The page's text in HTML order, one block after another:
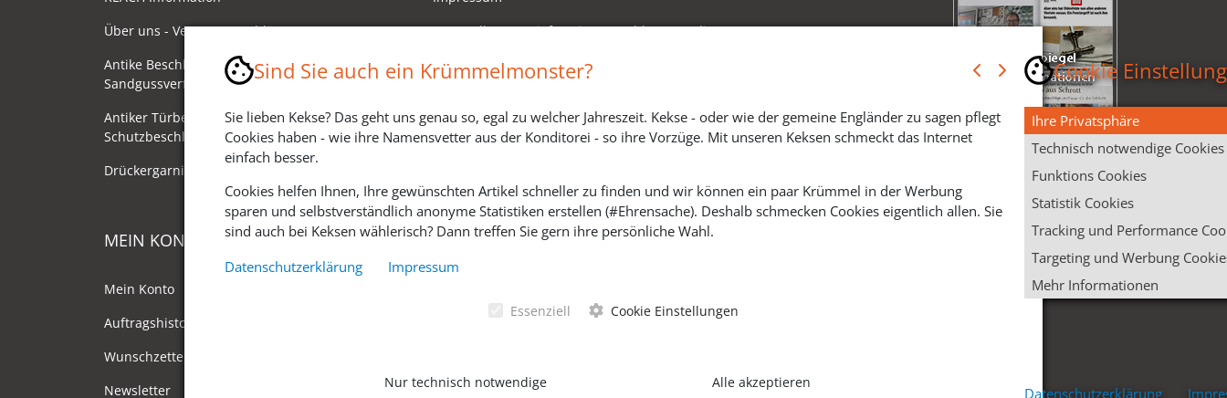
Über uns - Ventano Beschläge
Antike Beschläge - Herstellung im
Sandgussverfahren
Antiker Türbeschlag als
Schutzbeschlag/Sicherheitsbeschlag
Drückergarnituren mit Drehknauf
Versandkosten, Lieferzeiten & Zahlungsmodi
Widerrufsbelehrung
MEIN KONTO
Mein Konto
Auftragshistorie
Wunschzettel
Newsletter
SOZIALE MEDIEN
Sind Sie auch ein Krümmelmonster?
Sie lieben Kekse? Das geht uns genau so, egal zu welcher Jahreszeit. Kekse - oder wie der gemeine Engländer zu sagen pflegt
Cookies haben - wie ihre Namensvetter aus der Konditorei - so ihre Vorzüge. Mit unseren Keksen schmeckt das Internet
einfach besser.
Cookies helfen Ihnen, Ihre gewünschten Artikel schneller zu finden und wir können ein paar Krümmel in der Werbung
sparen und selbstverständlich anonyme Statistiken erstellen (#Ehrensache). Deshalb schmecken Cookies eigentlich allen. Sie
sind auch bei Keksen wählerisch? Dann treffen Sie gern ihre persönliche Wahl.
Datenschutzerklärung
Impressum
Essenziell Cookie Einstellungen
Nur technisch notwendige Alle akzeptieren
Cookie
Ihre Privatsphäre
Technisch notwendige Cookies
Funktions Cookies
Statistik Cookies
Tracking und Performance
Targeting und Werbung
Mehr Informationen
Datenschutzerklärung